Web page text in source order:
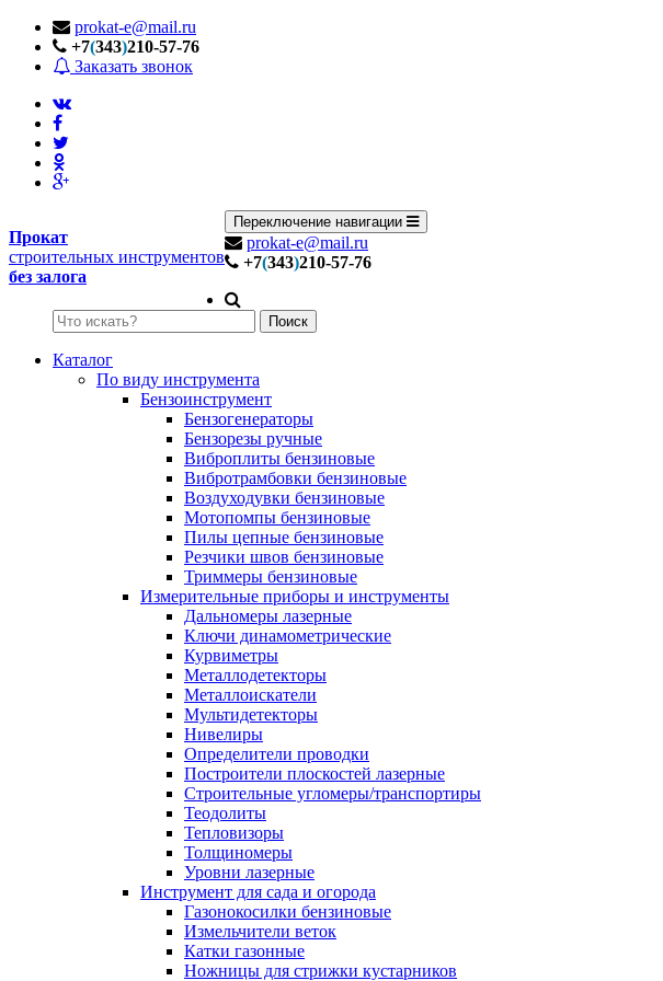
prokat-e@mail.ru
+7(343)210-57-76
Заказать звонок
Прокат
строительных инструментов
без залога
Переключение навигации
prokat-e@mail.ru
+7(343)210-57-76
Поиск
Каталог
По виду инструмента
Бензоинструмент
Бензогенераторы
Бензорезы ручные
Виброплиты бензиновые
Вибротрамбовки бензиновые
Воздуходувки бензиновые
Мотопомпы бензиновые
Пилы цепные бензиновые
Резчики швов бензиновые
Триммеры бензиновые
Измерительные приборы и инструменты
Дальномеры лазерные
Ключи динамометрические
Курвиметры
Металлодетекторы
Металлоискатели
Мультидетекторы
Нивелиры
Определители проводки
Построители плоскостей лазерные
Строительные угломеры/транспортиры
Теодолиты
Тепловизоры
Толщиномеры
Уровни лазерные
Инструмент для сада и огорода
Газонокосилки бензиновые
Измельчители веток
Катки газонные
Ножницы для стрижки кустарников